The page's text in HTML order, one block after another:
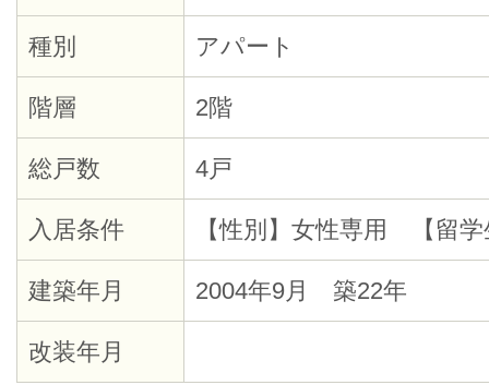
種別 アパート
階層 2階
総戸数 4戸
入居条件 【性別】女性専用 【留
建築年月 2004年9月 築22年
改装年月